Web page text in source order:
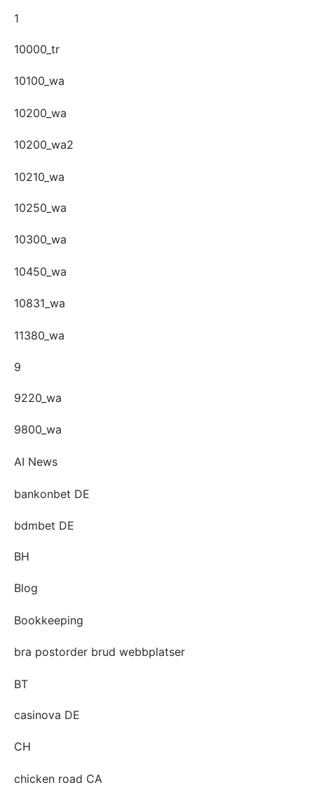
1
10000_tr
10100_wa
10200_wa
10200_wa2
10210_wa
10250_wa
10300_wa
10450_wa
10831_wa
11380_wa
9
9220_wa
9800_wa
AI News
bankonbet DE
bdmbet DE
BH
Blog
Bookkeeping
bra postorder brud webbplatser
BT
casinova DE
CH
chicken road CA